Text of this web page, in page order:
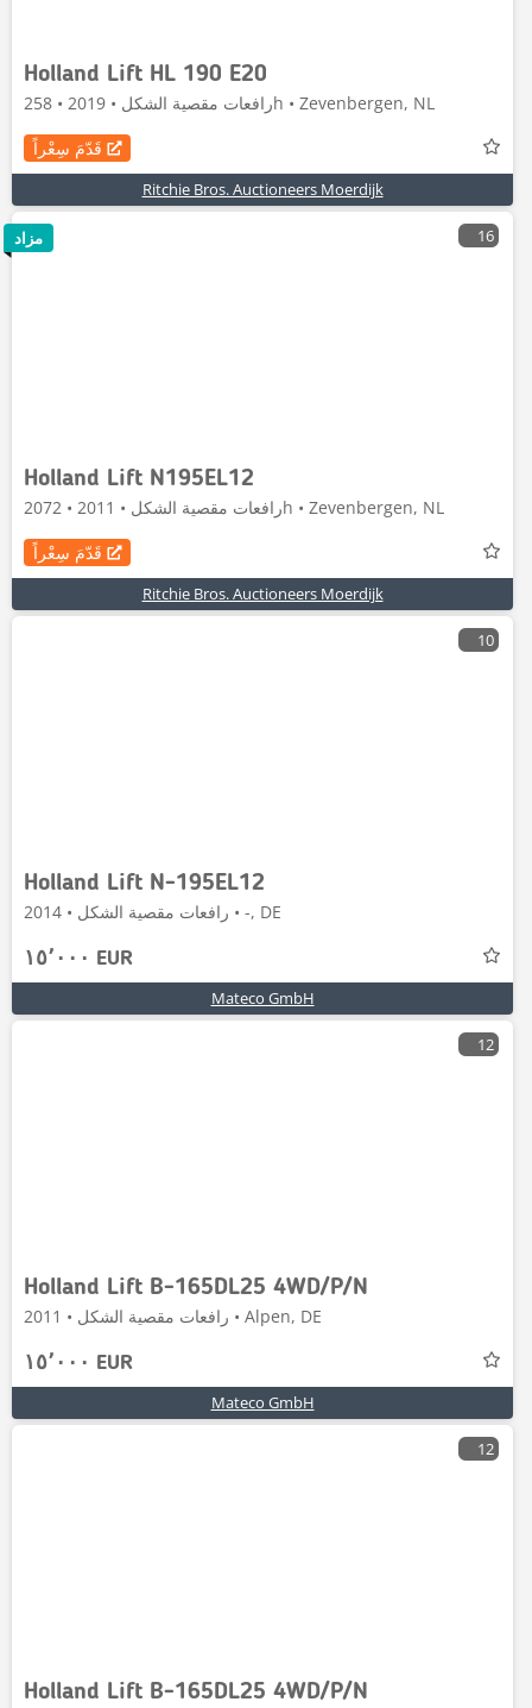
Holland Lift HL 190 E20
رافعات مقصية الشكل • 2019 • 258h • Zevenbergen, NL
قَدّمَ سِعْراً
Ritchie Bros. Auctioneers Moerdijk
16
Holland Lift N195EL12
رافعات مقصية الشكل • 2011 • 2072h • Zevenbergen, NL
قَدّمَ سِعْراً
Ritchie Bros. Auctioneers Moerdijk
مزاد
10
Holland Lift N-195EL12
رافعات مقصية الشكل • 2014 • -, DE
١٥٬٠٠٠ EUR
Mateco GmbH
12
Holland Lift B-165DL25 4WD/P/N
رافعات مقصية الشكل • 2011 • Alpen, DE
١٥٬٠٠٠ EUR
Mateco GmbH
12
Holland Lift B-165DL25 4WD/P/N